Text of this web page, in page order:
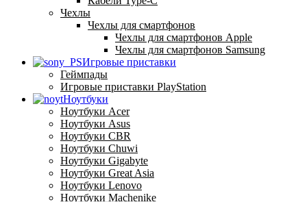
Чехлы
Чехлы для смартфонов
Чехлы для смартфонов Apple
Чехлы для смартфонов Samsung
Игровые приставки
Геймпады
Игровые приставки PlayStation
Ноутбуки
Ноутбуки Acer
Ноутбуки Asus
Ноутбуки CBR
Ноутбуки Chuwi
Ноутбуки Gigabyte
Ноутбуки Great Asia
Ноутбуки Lenovo
Ноутбуки Machenike